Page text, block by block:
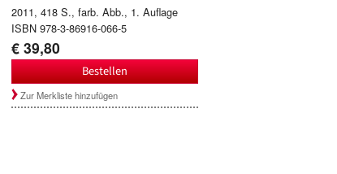
2011, 418 S., farb. Abb., 1. Auflage
ISBN 978-3-86916-066-5
€ 39,80
Bestellen
Zur Merkliste hinzufügen